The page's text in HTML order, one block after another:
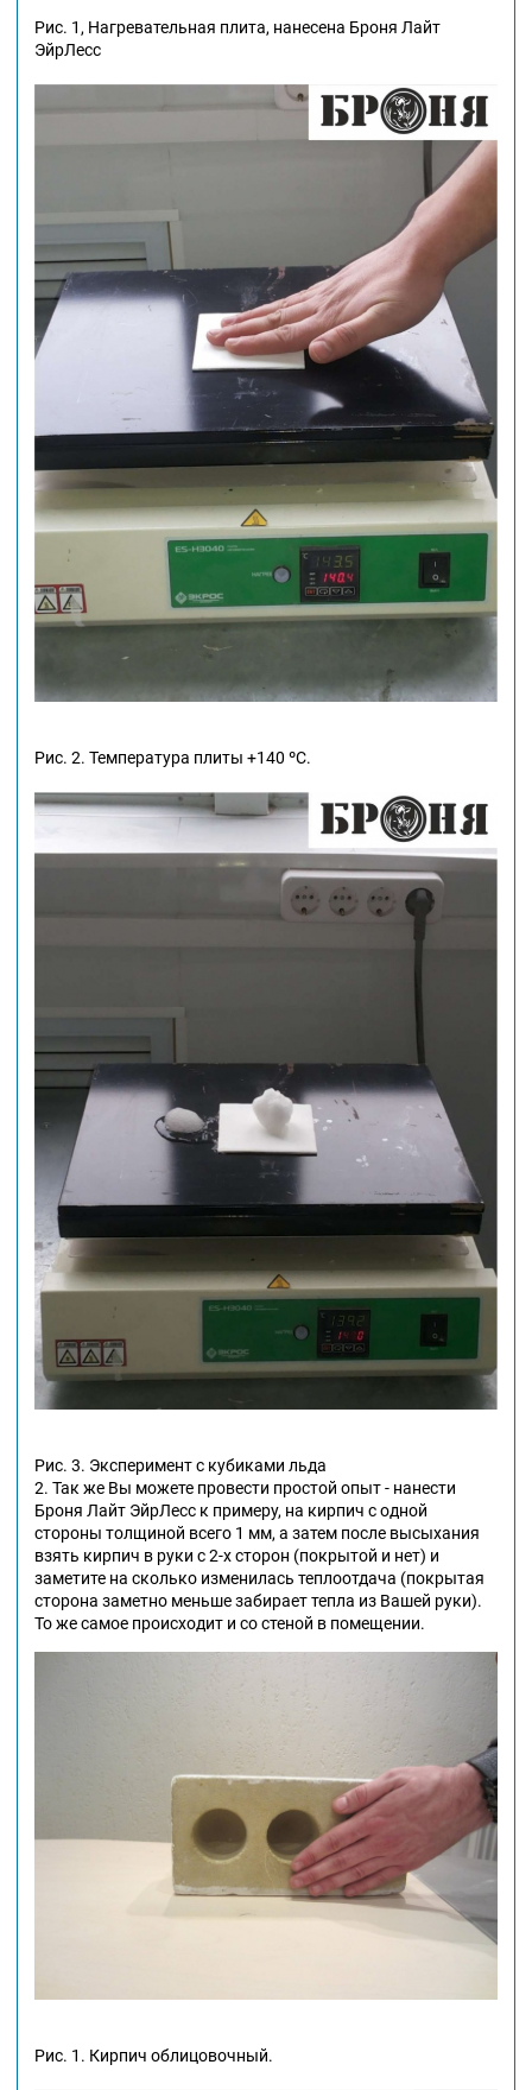
Рис. 1, Нагревательная плита, нанесена Броня Лайт
ЭйрЛесс
Рис. 2. Температура плиты +140 ºС.
Рис. 3. Эксперимент с кубиками льда
2. Так же Вы можете провести простой опыт - нанести
Броня Лайт ЭйрЛесс к примеру, на кирпич с одной
стороны толщиной всего 1 мм, а затем после высыхания
взять кирпич в руки с 2-х сторон (покрытой и нет) и
заметите на сколько изменилась теплоотдача (покрытая
сторона заметно меньше забирает тепла из Вашей руки).
То же самое происходит и со стеной в помещении.
Рис. 1. Кирпич облицовочный.